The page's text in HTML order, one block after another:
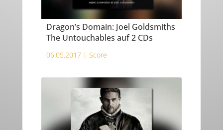
Dragon’s Domain: Joel Goldsmiths
The Untouchables auf 2 CDs
06.05.2017 | Score